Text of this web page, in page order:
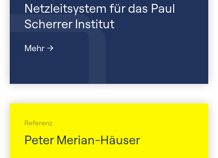
Netzleitsystem für das Paul
Scherrer Institut
Mehr
Referenz
Peter Merian-Häuser